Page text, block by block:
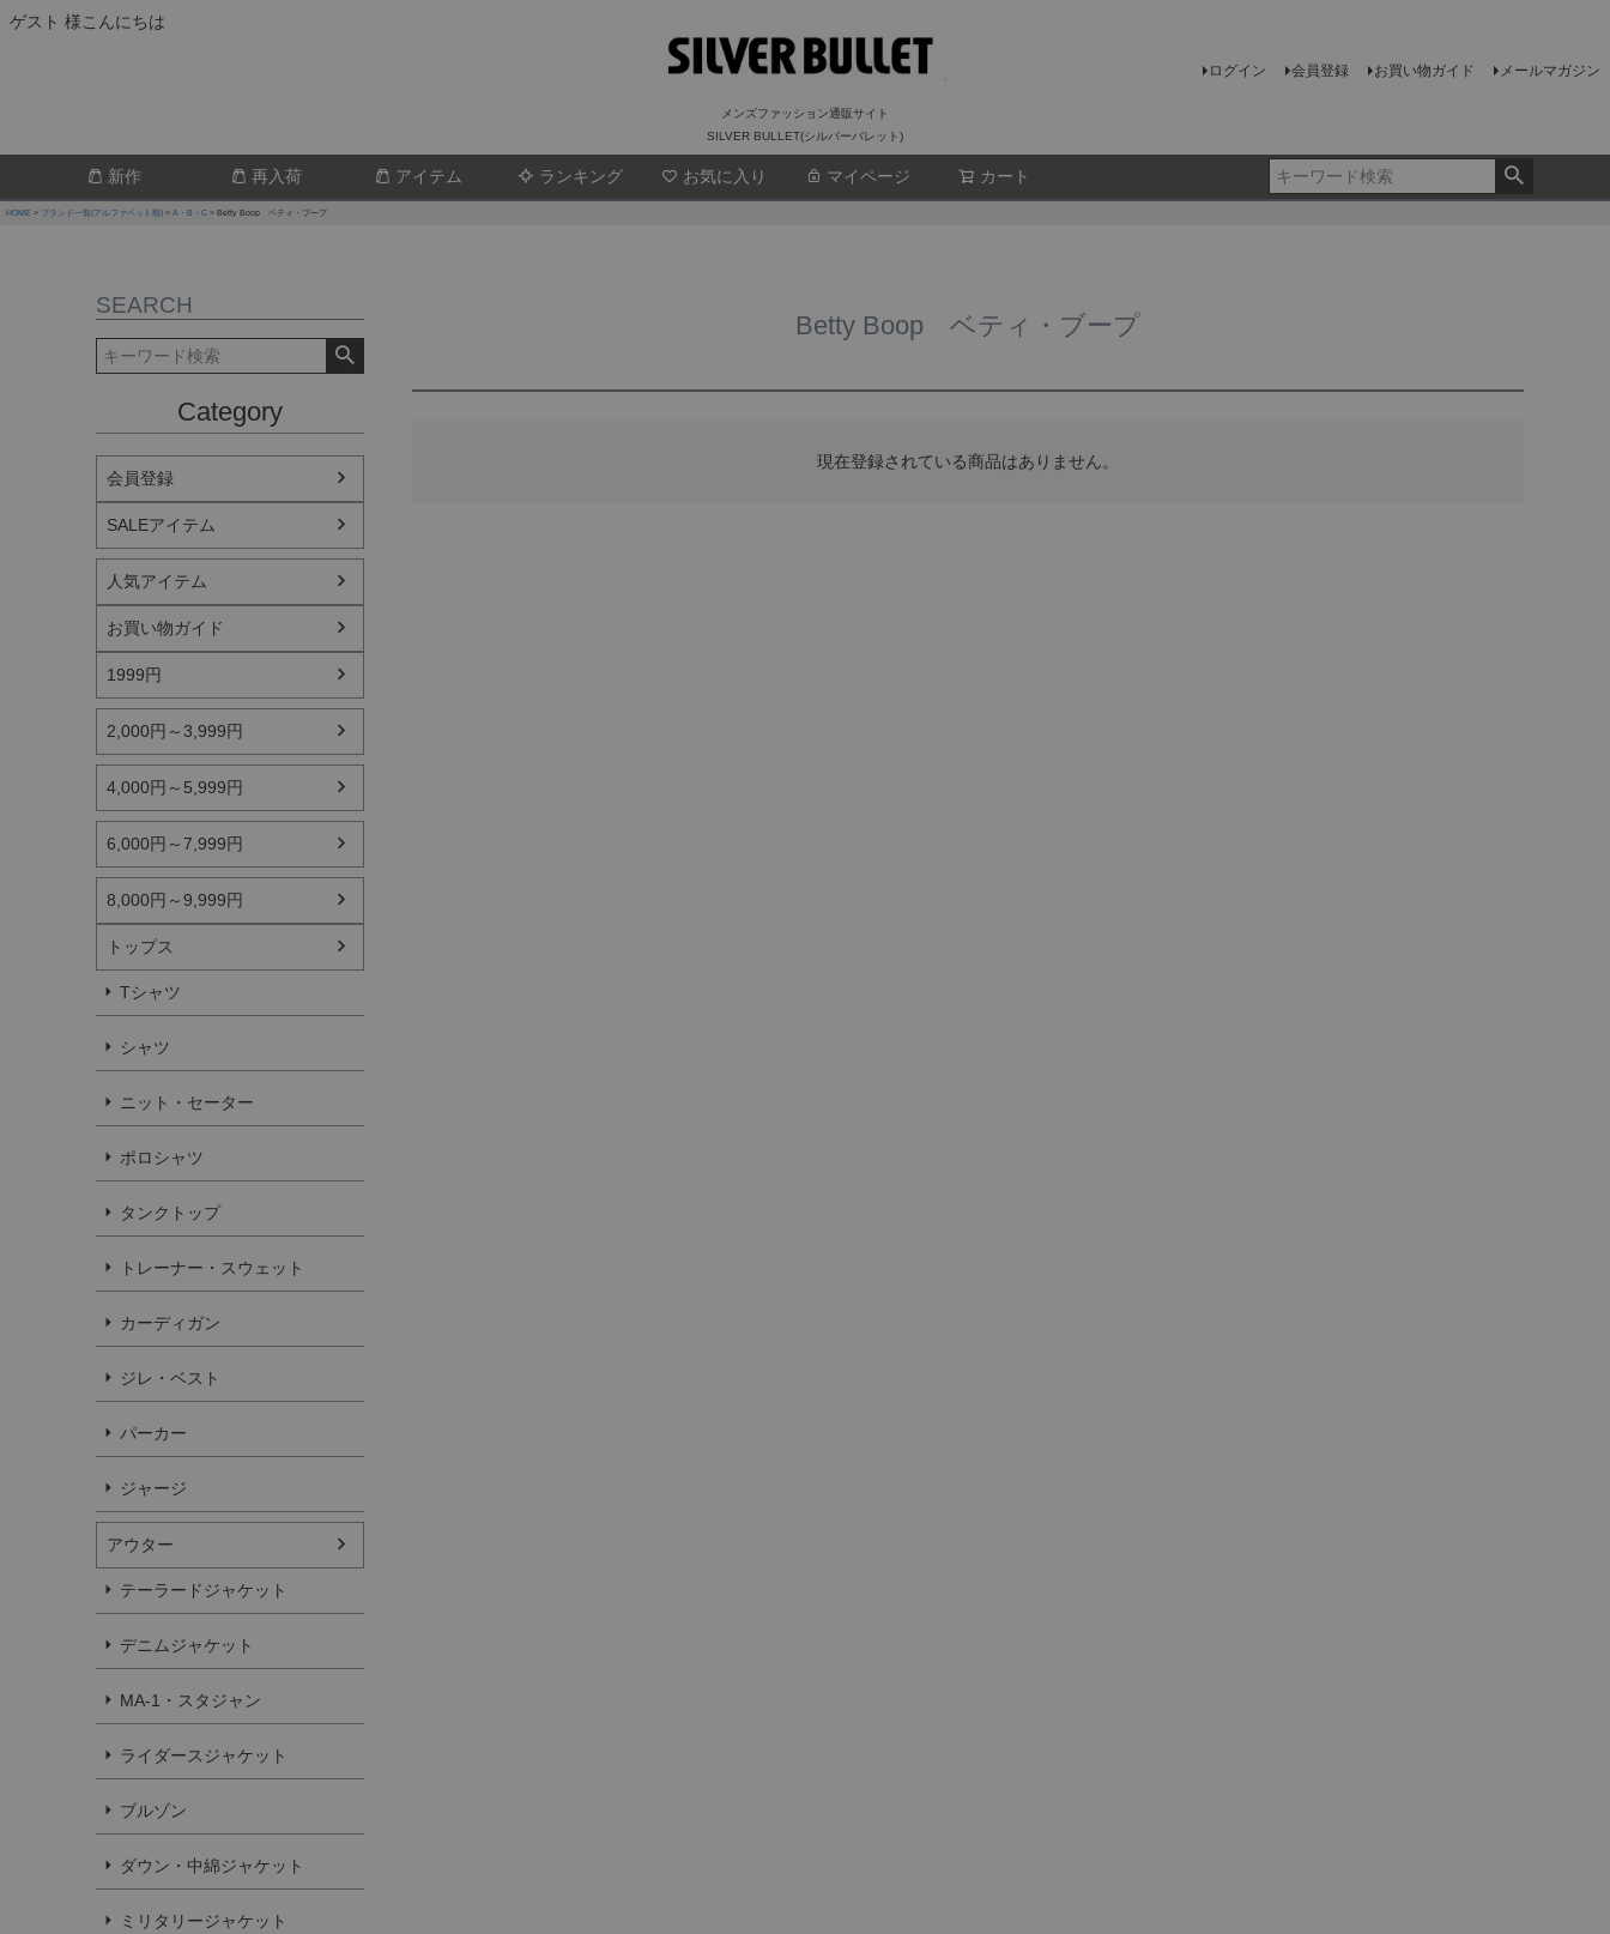
ゲスト 様こんにちは
メンズファッション通販サイト
SILVER BULLET(シルバーバレット)
ログイン 会員登録 お買い物ガイド メールマガジン
新作 再入荷 アイテム ランキング お気に入り マイページ カート
検索
HOME ブランド一覧(アルファベット順) A・B・C Betty Boop ベティ・ブープ
SEARCH
Category
会員登録
SALEアイテム
人気アイテム
お買い物ガイド
1999円
2,000円～3,999円
4,000円～5,999円
6,000円～7,999円
8,000円～9,999円
トップス
Tシャツ
シャツ
ニット・セーター
ポロシャツ
タンクトップ
トレーナー・スウェット
カーディガン
ジレ・ベスト
パーカー
ジャージ
アウター
テーラードジャケット
デニムジャケット
MA-1・スタジャン
ライダースジャケット
ブルゾン
ダウン・中綿ジャケット
ミリタリージャケット
Betty Boop ベティ・ブープ
現在登録されている商品はありません。